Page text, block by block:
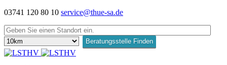
03741 120 80 10 service@thue-sa.de